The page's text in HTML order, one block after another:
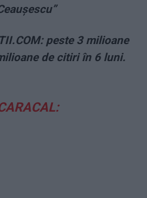
peste 3 milioane
de citiri în 6 luni.